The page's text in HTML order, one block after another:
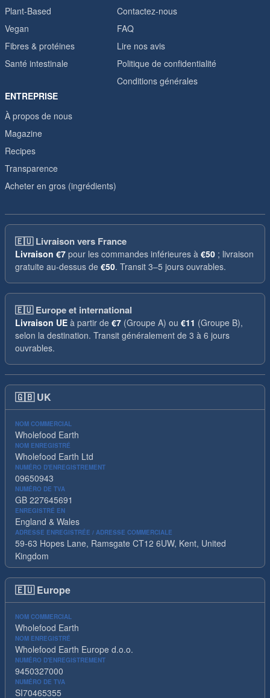
Plant-Based
Vegan
Fibres & protéines
Santé intestinale
Contactez-nous
FAQ
Lire nos avis
Politique de confidentialité
Conditions générales
ENTREPRISE
À propos de nous
Magazine
Recipes
Transparence
Acheter en gros (ingrédients)
🇪🇺Livraison vers France
Livraison €7 pour les commandes inférieures à €50 ; livraison
gratuite au-dessus de €50. Transit 3–5 jours ouvrables.
🇪🇺Europe et international
Livraison UE à partir de €7 (Groupe A) ou €11 (Groupe B),
selon la destination. Transit généralement de 3 à 6 jours
ouvrables.
🇬🇧 UK
NOM COMMERCIAL
Wholefood Earth
NOM ENREGISTRÉ
Wholefood Earth Ltd
NUMÉRO D'ENREGISTREMENT
09650943
NUMÉRO DE TVA
GB 227645691
ENREGISTRÉ EN
England & Wales
ADRESSE ENREGISTRÉE / ADRESSE COMMERCIALE
59-63 Hopes Lane, Ramsgate CT12 6UW, Kent, United
Kingdom
🇪🇺 Europe
NOM COMMERCIAL
Wholefood Earth
NOM ENREGISTRÉ
Wholefood Earth Europe d.o.o.
NUMÉRO D'ENREGISTREMENT
9450327000
NUMÉRO DE TVA
SI70465355